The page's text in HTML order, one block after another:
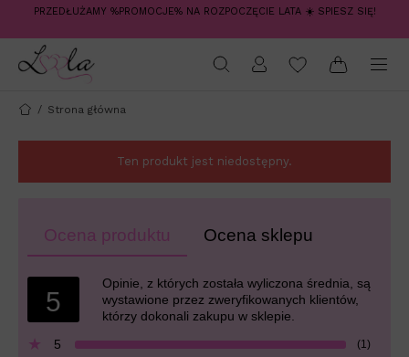
PRZEDŁUŻAMY %PROMOCJE% NA ROZPOCZĘCIE LATA ☀️ SPIESZ SIĘ!
/ Strona główna
Ten produkt jest niedostępny.
Ocena produktu Ocena sklepu
5
Opinie, z których została wyliczona średnia, są
wystawione przez zweryfikowanych klientów,
którzy dokonali zakupu w sklepie.
5
(1)